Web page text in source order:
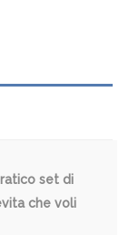
set di
che voli